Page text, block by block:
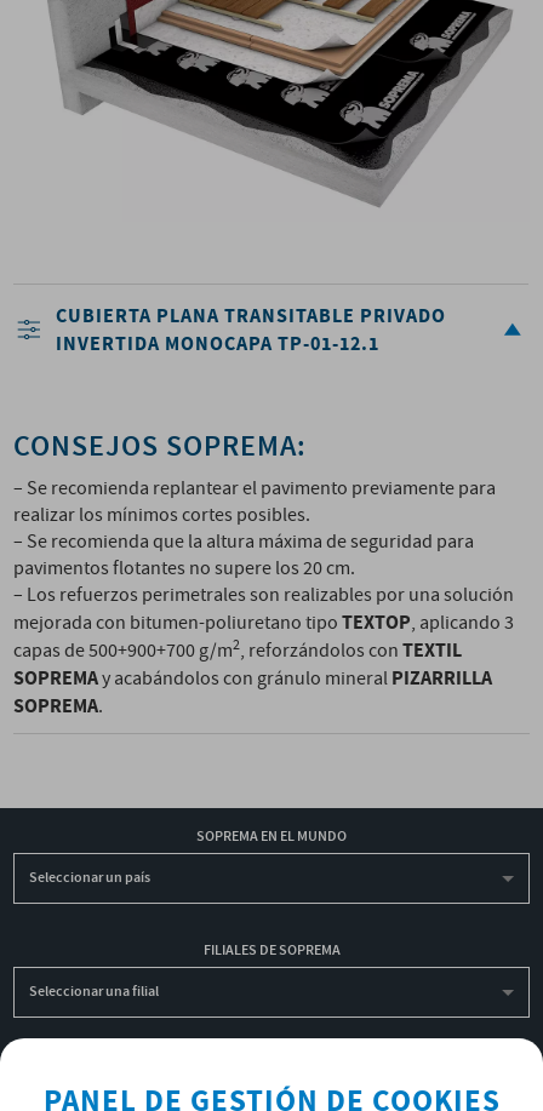
CUBIERTA PLANA TRANSITABLE PRIVADO
INVERTIDA MONOCAPA TP-01-12.1
CONSEJOS SOPREMA:
– Se recomienda replantear el pavimento previamente para
realizar los mínimos cortes posibles.
– Se recomienda que la altura máxima de seguridad para
pavimentos flotantes no supere los 20 cm.
– Los refuerzos perimetrales son realizables por una solución
mejorada con bitumen-poliuretano tipoTEXTOP, aplicando 3
capas de 500+900+700 g/m2, reforzándolos conTEXTIL
SOPREMAy acabándolos con gránulo mineralPIZARRILLA
SOPREMA.
SOPREMA EN EL MUNDO
Seleccionar un país
FILIALES DE SOPREMA
Seleccionar una filial
PANEL DE GESTIÓN DE COOKIES